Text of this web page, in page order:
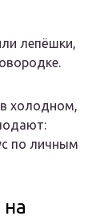
лепёшки,
в холодном,
по личным